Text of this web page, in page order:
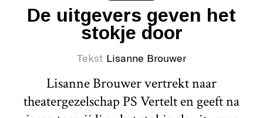
De uitgevers geven het
stokje door
Tekst Lisanne Brouwer
Lisanne Brouwer vertrekt naar
theatergezelschap PS Vertelt en geeft na